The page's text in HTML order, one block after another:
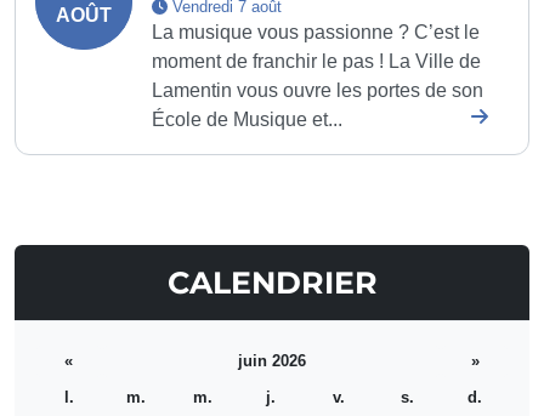
AOÛT Vendredi 7 août
La musique vous passionne ? C’est le
moment de franchir le pas ! La Ville de
Lamentin vous ouvre les portes de son
École de Musique et...
CALENDRIER
« juin 2026
»
l.
m. m. j. v. s. d.